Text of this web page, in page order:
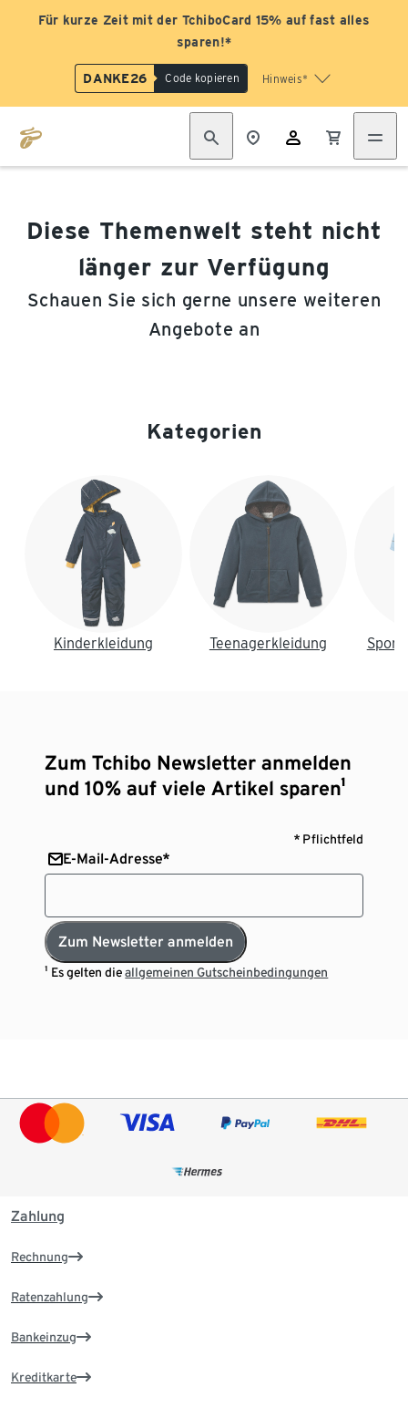
Für kurze Zeit mit der TchiboCard 15% auf fast alles
sparen!*
DANKE26 Code kopieren Hinweis*
Diese Themenwelt steht nicht
länger zur Verfügung
Schauen Sie sich gerne unsere weiteren
Angebote an
Kategorien
Kinderkleidung Teenagerkleidung
Zum Tchibo Newsletter anmelden
und 10% auf viele Artikel sparen¹
* Pflichtfeld
E-Mail-Adresse*
Zum Newsletter anmelden
¹ Es gelten dieallgemeinen Gutscheinbedingungen
Zahlung
Rechnung
Ratenzahlung
Bankeinzug
Kreditkarte